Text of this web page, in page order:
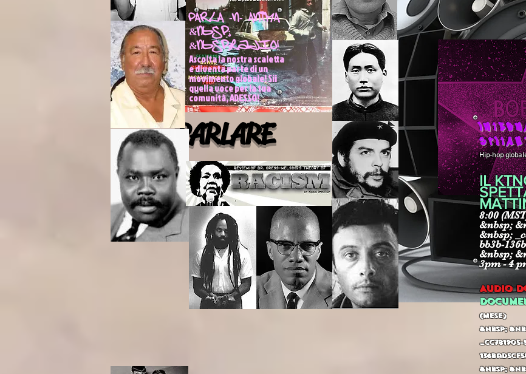
PARLARE
Hip-hop
IL
8:00
&nbsp;
&nbsp;
bb3b-
&nbsp;
3pm - 4
AUDIO
(mese)
&nbsp;
_cc781905-
&nbsp;
PARLA -N- ANIMA
&nbsp;
&nbsp;radio!
Ascolta la nostra scaletta
e diventa parte di un
movimento globale! Sii
quella voce per la tua
comunità, ADESSO!